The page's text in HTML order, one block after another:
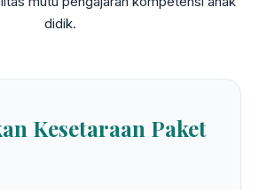
didik.
Kesetaraan Paket